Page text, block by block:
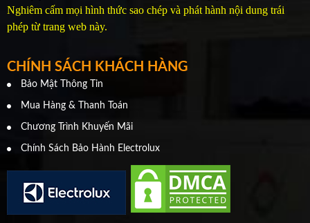
Nghiêm cấm mọi hình thức sao chép và phát hành nội dung trái
phép từ trang web này.
CHÍNH SÁCH KHÁCH HÀNG
Bảo Mật Thông Tin
Mua Hàng & Thanh Toán
Chương Trình Khuyến Mãi
Chính Sách Bảo Hành Electrolux